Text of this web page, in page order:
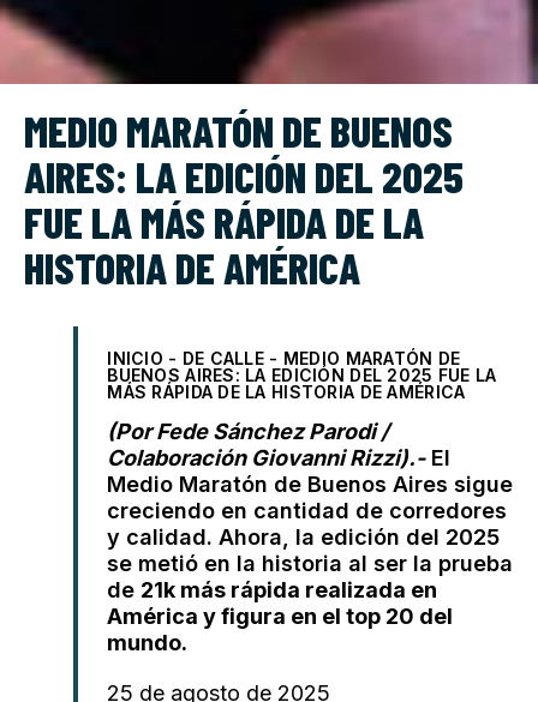
MEDIO MARATÓN DE BUENOS
AIRES: LA EDICIÓN DEL 2025
FUE LA MÁS RÁPIDA DE LA
HISTORIA DE AMÉRICA
INICIO - DE CALLE - MEDIO MARATÓN DE
BUENOS AIRES: LA EDICIÓN DEL 2025 FUE LA
MÁS RÁPIDA DE LA HISTORIA DE AMÉRICA
(Por Fede Sánchez Parodi /
Colaboración Giovanni Rizzi).- El
Medio Maratón de Buenos Aires sigue
creciendo en cantidad de corredores
y calidad. Ahora, la edición del 2025
se metió en la historia al ser la prueba
de 21k más rápida realizada en
América y figura en el top 20 del
mundo.
25 de agosto de 2025